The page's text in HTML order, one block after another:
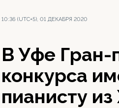
10:36 (UTC+5), 01 ДЕКАБРЯ 2020
В Уфе
конкурса
пианисту